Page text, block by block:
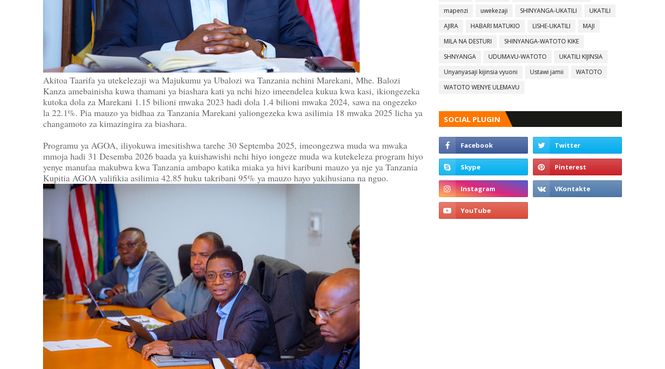
Akitoa Taarifa ya utekelezaji wa Majukumu ya Ubalozi wa Tanzania nchini Marekani, Mhe. Balozi
Kanza amebainisha kuwa thamani ya biashara kati ya nchi hizo imeendelea kukua kwa kasi, ikiongezeka
kutoka dola za Marekani 1.15 bilioni mwaka 2023 hadi dola 1.4 bilioni mwaka 2024, sawa na ongezeko
la 22.1%. Pia mauzo ya bidhaa za Tanzania Marekani yaliongezeka kwa asilimia 18 mwaka 2025 licha ya
changamoto za kimazingira za biashara.
Programu ya AGOA, iliyokuwa imesitishwa tarehe 30 Septemba 2025, imeongezwa muda wa mwaka
mmoja hadi 31 Desemba 2026 baada ya kuishawishi nchi hiyo iongeze muda wa kutekeleza program hiyo
yenye manufaa makubwa kwa Tanzania ambapo katika miaka ya hivi karibuni mauzo ya nje ya Tanzania
Kupitia AGOA yalifikia asilimia 42.85 huku takribani 95% ya mauzo hayo yakihusiana na nguo.
mapenzi
uwekezaji SHINYANGA-UKATILI
UKATILI
AJIRA
HABARI MATUKIO LISHE-UKATILI
MAJI
MILA NA DESTURI
SHINYANGA-WATOTO KIKE
SHNYANGA
UDUMAVU-WATOTO
UKATILI KIJINSIA
Unyanyasaji kijinsia vyuoni
Ustawi jamii
WATOTO
WATOTO WENYE ULEMAVU
SOCIAL PLUGIN